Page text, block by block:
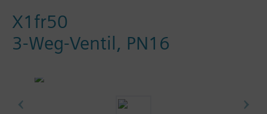
X1fr50
3-Weg-Ventil, PN16